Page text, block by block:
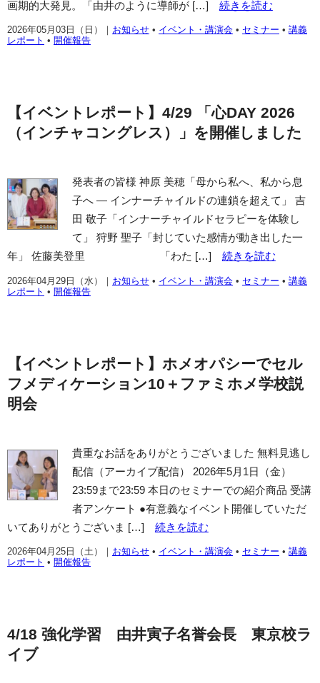
画期的大発見。「由井のように導師が […]
続きを読む
2026年05月03日（日） ｜ お知らせ • イベント・講演会 • セミナー • 講義
レポート • 開催報告
【イベントレポート】4/29 「心DAY 2026
（インチャコングレス）」を開催しました
発表者の皆様 神原 美穂「母から私へ、私から息
子へ ― インナーチャイルドの連鎖を超えて」 吉
田 敬子「インナーチャイルドセラピーを体験し
て」 狩野 聖子「封じていた感情が動き出した一
年」 佐藤美登里 「わた […]
続きを読む
2026年04月29日（水） ｜ お知らせ • イベント・講演会 • セミナー • 講義
レポート • 開催報告
【イベントレポート】ホメオパシーでセル
フメディケーション10＋ファミホメ学校説
明会
貴重なお話をありがとうございました 無料見逃し
配信（アーカイブ配信） 2026年5月1日（金）
23:59まで23:59 本日のセミナーでの紹介商品 受講
者アンケート ●有意義なイベント開催していただ
いてありがとうございま […]
続きを読む
2026年04月25日（土） ｜ お知らせ • イベント・講演会 • セミナー • 講義
レポート • 開催報告
4/18 強化学習 由井寅子名誉会長 東京校ラ
イブ